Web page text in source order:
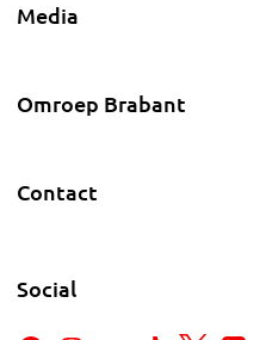
Media
Omroep Brabant
Contact
Social